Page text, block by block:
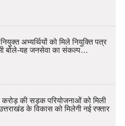
अभ्यर्थियों को मिले नियुक्ति पत्र
बोले-यह जनसेवा का संकल्प…
करोड़ की सड़क परियोजनाओं को मिली
के विकास को मिलेगी नई रफ्तार